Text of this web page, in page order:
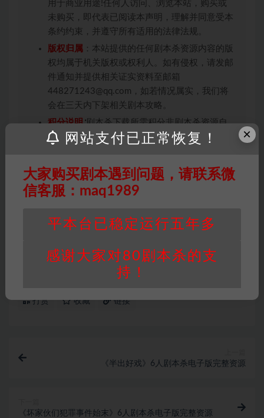
用于商业用途!任何人访问、浏览本站，购买或
未购买，即代表已阅读本声明，理解并同意受本
条约约束，并遵守所有适用的法律法规。
版权归属 ：本站提供的任何剧本杀资源内容的版
权均属于机关版权或权利人。如有侵权，请发邮
件通知并提供相关证实资料至邮箱
448271243@qq.com，如若情况属实，我们将
会在三天内下架相关剧本攻略。
积分说明∶剧本杀下载所需积分非剧本杀资源自
身价值，本站积分为本站收取的赞助费，用于本
用。
重要提醒∶任何情况下，本站及相关人士对于访
问或购买使用引起的任何行为和纠纷，本站概不
享】可能会被取消VIP，恕不另行通知！
还原本
打赏 收藏 链接
《半出好戏》6人剧本杀电子版完整资源
《坏家伙们犯罪事件始末》6人剧本杀电子版完整资源
×
网站支付已正常恢复！
大家购买剧本遇到问题，请联系微
信客服：maq1989
平本台已稳定运行五年多
感谢大家对80剧本杀的支
持！